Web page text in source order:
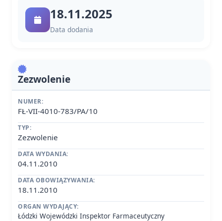
18.11.2025
Data dodania
Zezwolenie
NUMER:
FŁ-VII-4010-783/PA/10
TYP:
Zezwolenie
DATA WYDANIA:
04.11.2010
DATA OBOWIĄZYWANIA:
18.11.2010
ORGAN WYDAJĄCY:
Łódzki Wojewódzki Inspektor Farmaceutyczny